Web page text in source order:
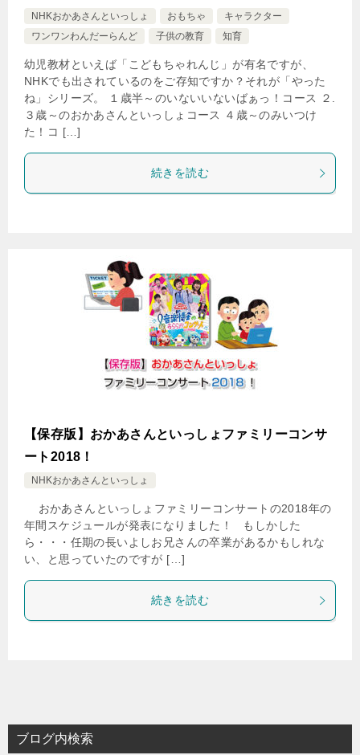
NHKおかあさんといっしょ おもちゃ
キャラクター
ワンワンわんだーらんど
子供の教育 知育
幼児教材といえば「こどもちゃれんじ」が有名ですが、
NHKでも出されているのをご存知ですか？それが「やった
ね」シリーズ。 １歳半～のいないいないばぁっ！コース ２.
３歳～のおかあさんといっしょコース ４歳～のみいつけ
た！コ […]
続きを読む
【保存版】おかあさんといっしょファミリーコンサ
ート2018！
NHKおかあさんといっしょ
おかあさんといっしょファミリーコンサートの2018年の
年間スケジュールが発表になりました！ もしかした
ら・・・任期の長いよしお兄さんの卒業があるかもしれな
い、と思っていたのですが […]
続きを読む
ブログ内検索